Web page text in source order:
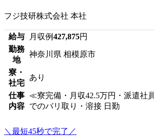
フジ技研株式会社 本社
給与 月収例427,875円
勤務
地
神奈川県 相模原市
寮・
社宅
あり
仕事
内容
≪寮完備・月収42.5万円・派遣社
でのバリ取り・溶接 日勤
＼最短45秒で完了／